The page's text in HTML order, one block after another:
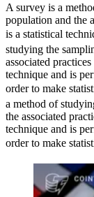
A survey is a
population and the
is a statistical
studying the
associated
technique and is
order to make
a method of
the associated
technique and is
order to make